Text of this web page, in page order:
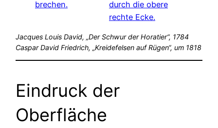
Jacques Louis David, „Der Schwur der Horatier“, 1784
Caspar David Friedrich, „Kreidefelsen auf Rügen“, um 1818
Eindruck der
Oberfläche